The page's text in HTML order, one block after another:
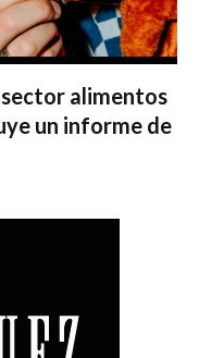
alimentos
un informe de